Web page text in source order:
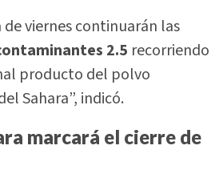
de viernes continuarán las
2.5 recorriendo
producto del polvo
Sahara”, indicó.
marcará el cierre de